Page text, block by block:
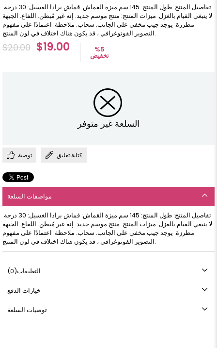
تفاصيل المنتج: طول المنتج: 145 سم ميزة القماش: قماش برادا الغسيل: 30 درجة.
لا ينبغي القيام بالغزل. ميزات المنتج: منتج موسم جديد. إنه غير مُبطن. اللفاع. الجبهة
مطرزة. يوجد جيب مخفي على الجانب. سحاب. ملاحظة: اعتمادًا على مفهوم
التصوير الفوتوغرافي ، قد يكون هناك اختلاف في لون المنتج.
$20.00 $19.00 %5
تخفيض
السلعة غير متوفر
توصية كتابة تعليق
مواصفات السلعة
تفاصيل المنتج: طول المنتج: 145 سم ميزة القماش: قماش برادا الغسيل: 30 درجة.
لا ينبغي القيام بالغزل. ميزات المنتج: منتج موسم جديد. إنه غير مُبطن. اللفاع. الجبهة
مطرزة. يوجد جيب مخفي على الجانب. سحاب. ملاحظة: اعتمادًا على مفهوم
التصوير الفوتوغرافي ، قد يكون هناك اختلاف في لون المنتج.
التعليقات(0)
خيارات الدفع
توصيات السلعة